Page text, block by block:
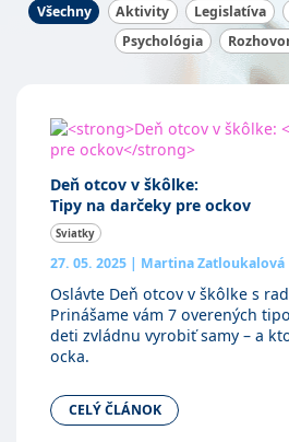
Všechny Aktivity Legislatíva
Psychológia
Deň otcov v škôlke:
Tipy na darčeky pre ockov
Sviatky
27. 05. 2025 | Martina Zatloukalová
Oslávte Deň otcov v škôlke s
Prinášame vám 7 overených
deti zvládnu vyrobiť samy – a
ocka.
CELÝ ČLÁNOK